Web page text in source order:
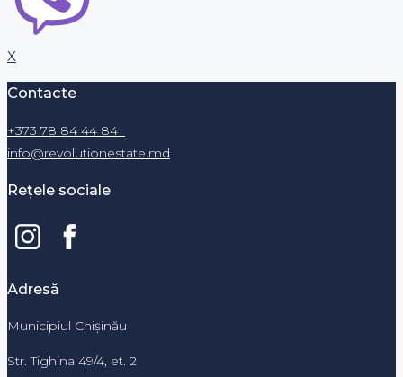
X
Contacte
+373 78 84 44 84
info@revolutionestate.md
Rețele sociale
Adresă
Municipiul Chișinău
Str. Tighina 49/4, et. 2